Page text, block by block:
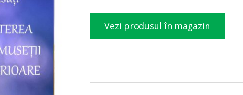
Vezi produsul în magazin